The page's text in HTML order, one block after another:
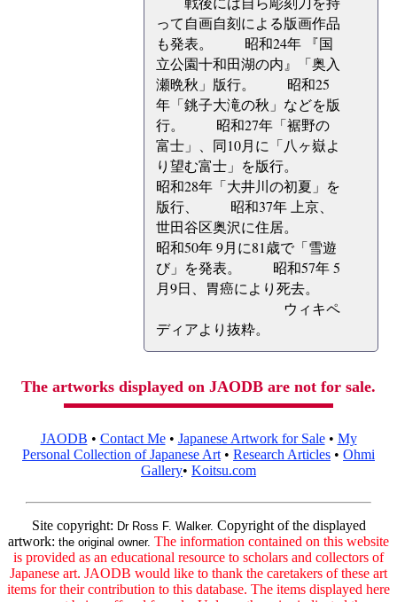
って自画自刻による版画作品
も発表。 昭和24年 『国
立公園十和田湖の内』「奥入
瀬晩秋」版行。 昭和25
年「銚子大滝の秋」などを版
行。 昭和27年「裾野の
富士」、同10月に「八ヶ嶽よ
り望む富士」を版行。
昭和28年「大井川の初夏」を
版行、 昭和37年 上京、
世田谷区奥沢に住居。
昭和50年 9月に81歳で「雪遊
び」を発表。 昭和57年 5
月9日、胃癌により死去。
ウィキペ
ディアより抜粋。
The artworks displayed on JAODB are not for sale.
JAODB • Contact Me• Japanese Artwork for Sale• My
Personal Collection of Japanese Art • Research Articles • Ohmi
Gallery• Koitsu.com
Site copyright: Dr Ross F. Walker. Copyright of the displayed
artwork: the original owner. The information contained on this website
is provided as an educational resource to scholars and collectors of
Japanese art. JAODB would like to thank the caretakers of these art
items for their contribution to this database. The items displayed here